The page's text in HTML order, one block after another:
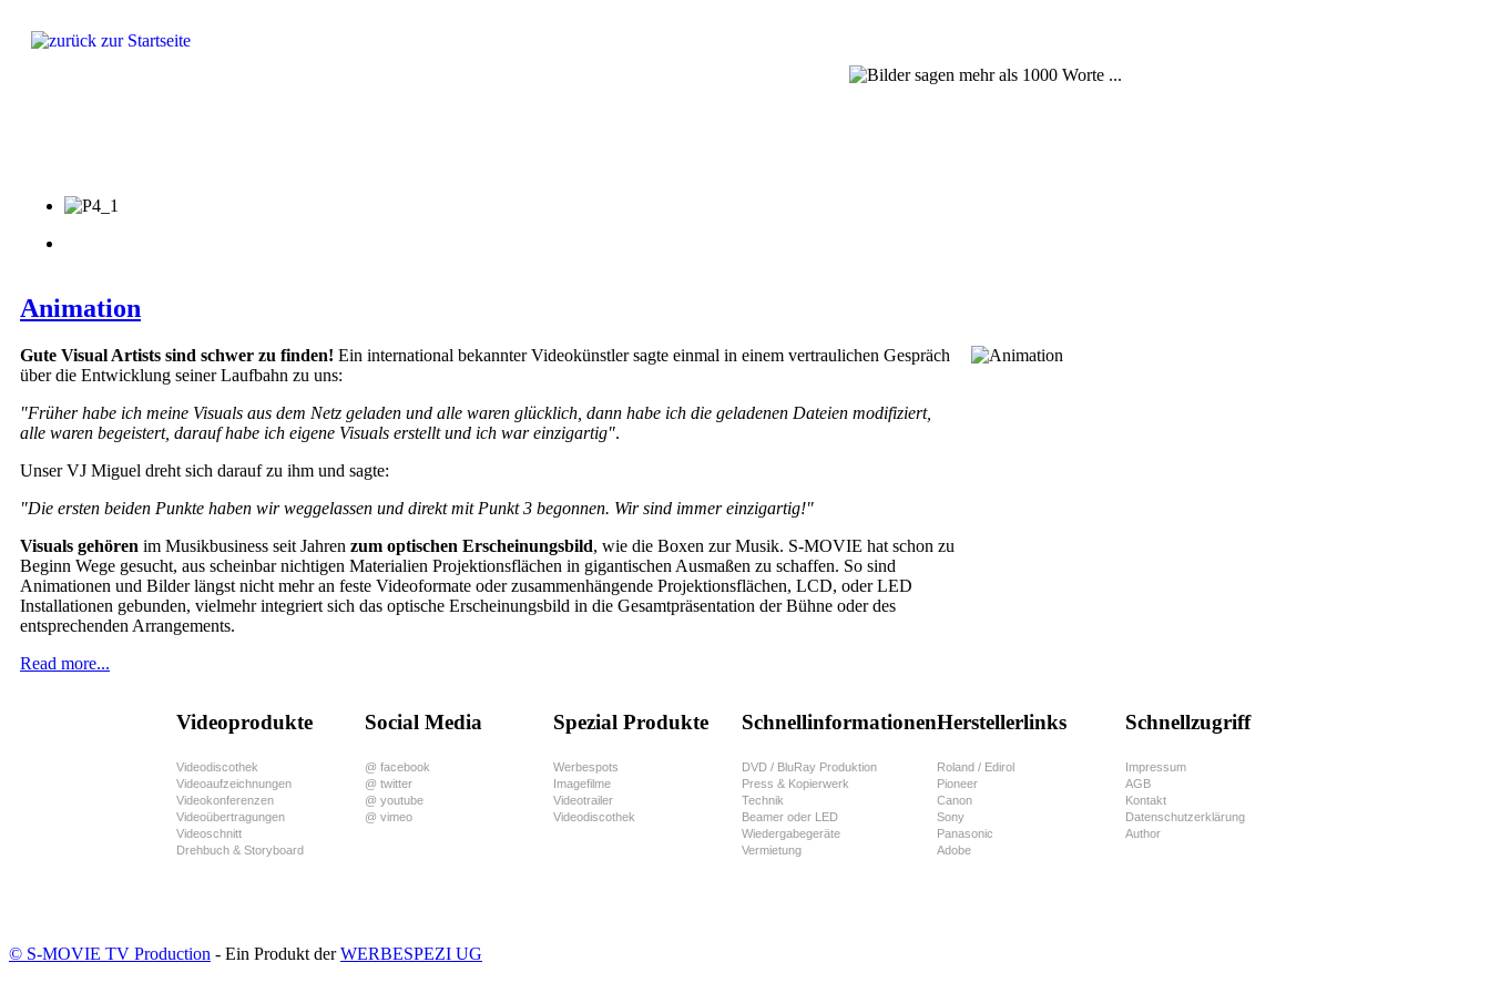
Animation
Gute Visual Artists sind schwer zu finden! Ein international bekannter Videokünstler sagte einmal in einem vertraulichen Gespräch
über die Entwicklung seiner Laufbahn zu uns:
"Früher habe ich meine Visuals aus dem Netz geladen und alle waren glücklich, dann habe ich die geladenen Dateien modifiziert,
alle waren begeistert, darauf habe ich eigene Visuals erstellt und ich war einzigartig".
Unser VJ Miguel dreht sich darauf zu ihm und sagte:
"Die ersten beiden Punkte haben wir weggelassen und direkt mit Punkt 3 begonnen. Wir sind immer einzigartig!"
Visuals gehören im Musikbusiness seit Jahren zum optischen Erscheinungsbild, wie die Boxen zur Musik. S-MOVIE hat schon zu
Beginn Wege gesucht, aus scheinbar nichtigen Materialien Projektionsflächen in gigantischen Ausmaßen zu schaffen. So sind
Animationen und Bilder längst nicht mehr an feste Videoformate oder zusammenhängende Projektionsflächen, LCD, oder LED
Installationen gebunden, vielmehr integriert sich das optische Erscheinungsbild in die Gesamtpräsentation der Bühne oder des
entsprechenden Arrangements.
Read more...
Videoprodukte
Videodiscothek
Videoaufzeichnungen
Videokonferenzen
Videoübertragungen
Videoschnitt
Drehbuch & Storyboard
Social Media
@ facebook
@ twitter
@ youtube
@ vimeo
Spezial Produkte
Werbespots
Imagefilme
Videotrailer
Videodiscothek
Schnellinformationen
DVD / BluRay Produktion
Press & Kopierwerk
Technik
Beamer oder LED
Wiedergabegeräte
Vermietung
Herstellerlinks
Roland / Edirol
Pioneer
Canon
Sony
Panasonic
Adobe
Schnellzugriff
Impressum
AGB
Kontakt
Datenschutzerklärung
Author
© S-MOVIE TV Production - Ein Produkt derWERBESPEZI UG